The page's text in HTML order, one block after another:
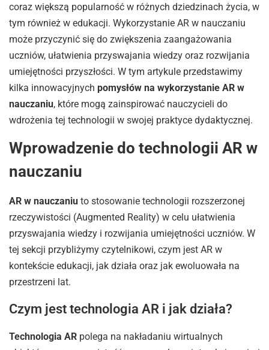
coraz większą popularność w różnych dziedzinach życia, w
tym również w edukacji. Wykorzystanie AR w nauczaniu
może przyczynić się do zwiększenia zaangażowania
uczniów, ułatwienia przyswajania wiedzy oraz rozwijania
umiejętności przyszłości. W tym artykule przedstawimy
kilka innowacyjnych pomysłów na wykorzystanie AR w
nauczaniu, które mogą zainspirować nauczycieli do
wdrożenia tej technologii w swojej praktyce dydaktycznej.
Wprowadzenie do technologii AR w
nauczaniu
AR w nauczaniu to stosowanie technologii rozszerzonej
rzeczywistości (Augmented Reality) w celu ułatwienia
przyswajania wiedzy i rozwijania umiejętności uczniów. W
tej sekcji przybliżymy czytelnikowi, czym jest AR w
kontekście edukacji, jak działa oraz jak ewoluowała na
przestrzeni lat.
Czym jest technologia AR i jak działa?
Technologia AR polega na nakładaniu wirtualnych